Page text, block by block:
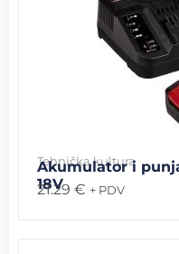
Tehnička kultura
Akumulator i
18V
21.29 € + PDV